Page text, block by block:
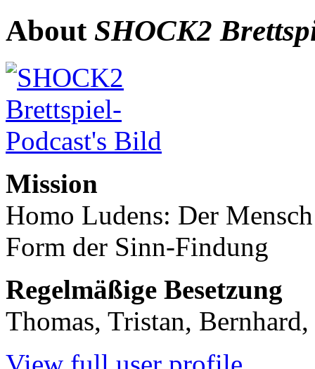
About SHOCK2
Mission
Homo Ludens: Der
Form der Sinn-Findung
Regelmäßige Besetzung
Thomas, Tristan,